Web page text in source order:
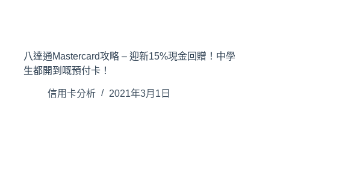
八達通Mastercard攻略 – 迎新15%現金回贈！中學
生都開到嘅預付卡！
信用卡分析 2021年3月1日